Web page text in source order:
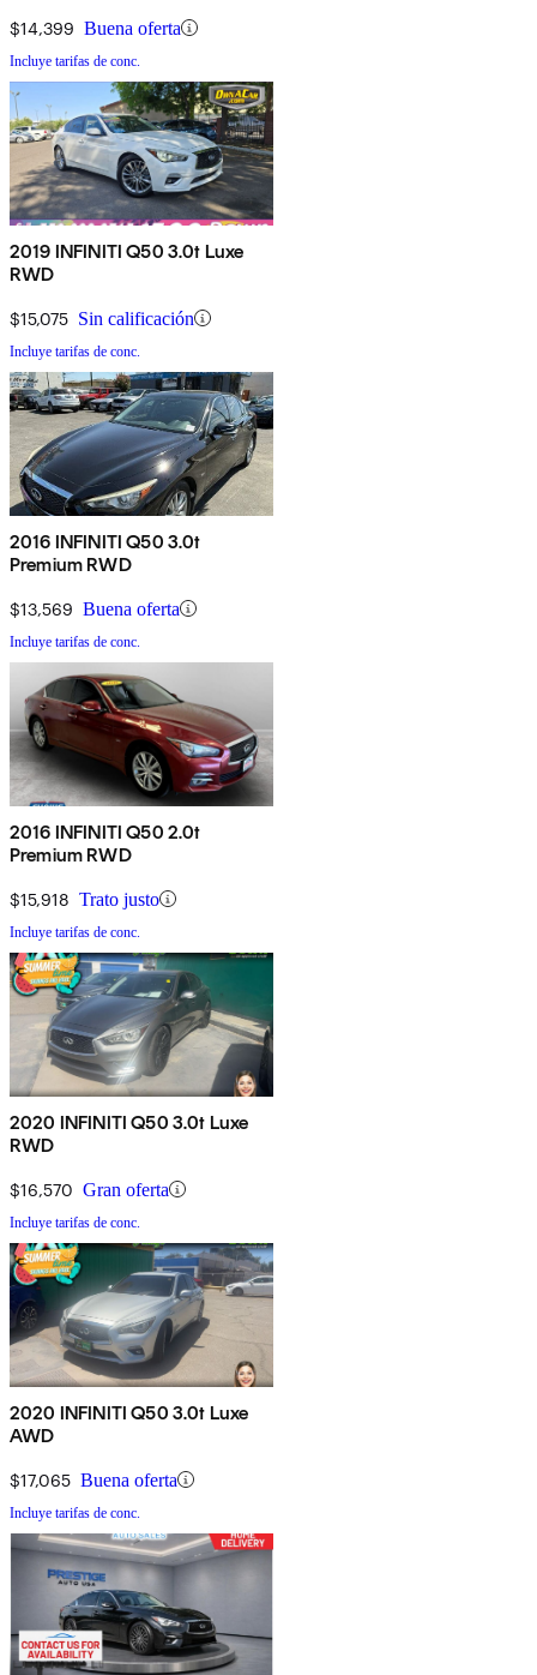
$14,399 Buena oferta
Incluye tarifas de conc.
2019 INFINITI Q50 3.0t Luxe
RWD
$15,075 Sin calificación
Incluye tarifas de conc.
2016 INFINITI Q50 3.0t
Premium RWD
$13,569 Buena oferta
Incluye tarifas de conc.
2016 INFINITI Q50 2.0t
Premium RWD
$15,918 Trato justo
Incluye tarifas de conc.
2020 INFINITI Q50 3.0t Luxe
RWD
$16,570 Gran oferta
Incluye tarifas de conc.
2020 INFINITI Q50 3.0t Luxe
AWD
$17,065 Buena oferta
Incluye tarifas de conc.